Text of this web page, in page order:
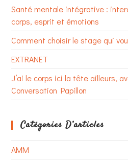
Santé mentale intégrative :
corps, esprit et émotions
Comment choisir le stage qui
EXTRANET
J’ai le corps ici la tête ailleurs,
Conversation Papillon
Catégories D’articles
AMM